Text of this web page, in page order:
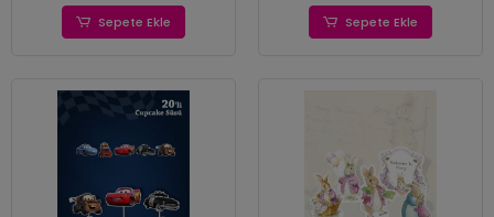
Sepete Ekle Sepete Ekle